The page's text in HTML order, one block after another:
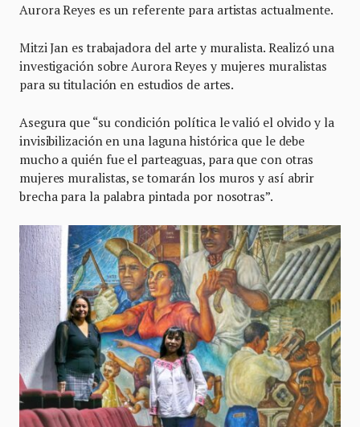
Aurora Reyes es un referente para artistas actualmente.
Mitzi Jan es trabajadora del arte y muralista. Realizó una
investigación sobre Aurora Reyes y mujeres muralistas
para su titulación en estudios de artes.
Asegura que “su condición política le valió el olvido y la
invisibilización en una laguna histórica que le debe
mucho a quién fue el parteaguas, para que con otras
mujeres muralistas, se tomarán los muros y así abrir
brecha para la palabra pintada por nosotras”.